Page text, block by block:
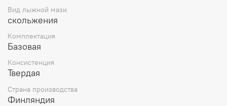
Вид лыжной мази
скольжения
Комплектация
Базовая
Консистенция
Твердая
Страна производства
Финляндия